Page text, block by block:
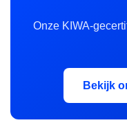
Onze KIWA-
Bekijk